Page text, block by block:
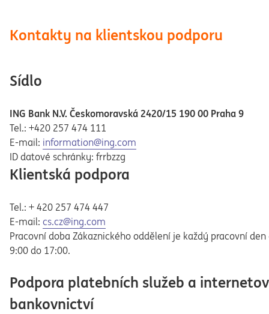
Kontakty na klientskou podporu
Sídlo
ING Bank N.V. Českomoravská 2420/15 190 00 Praha 9
Tel.: +420 257 474 111
E-mail: information@ing.com
ID datové schránky: frrbzzg
Klientská podpora
Tel.: + 420 257 474 447
E-mail: cs.cz@ing.com
Pracovní doba Zákaznického oddělení je každý pracovní den
9:00 do 17:00.
Podpora platebních služeb a
bankovnictví